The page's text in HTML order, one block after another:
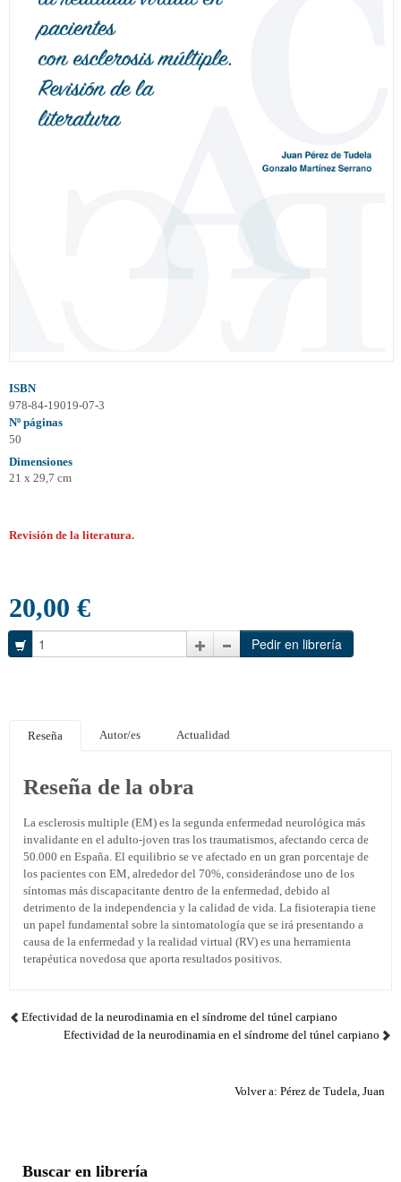
ISBN
978-84-19019-07-3
Nº páginas
50
Dimensiones
21 x 29,7 cm
Revisión de la literatura.
20,00 €
Reseña Autor/es Actualidad
Reseña de la obra
La esclerosis multiple (EM) es la segunda enfermedad neurológica más
invalidante en el adulto-joven tras los traumatismos, afectando cerca de
50.000 en España. El equilibrio se ve afectado en un gran porcentaje de
los pacientes con EM, alrededor del 70%, considerándose uno de los
síntomas más discapacitante dentro de la enfermedad, debido al
detrimento de la independencia y la calidad de vida. La fisioterapia tiene
un papel fundamental sobre la sintomatología que se irá presentando a
causa de la enfermedad y la realidad virtual (RV) es una herramienta
terapéutica novedosa que aporta resultados positivos.
Efectividad de la neurodinamia en el síndrome del túnel carpiano
Efectividad de la neurodinamia en el síndrome del túnel carpiano
Volver a: Pérez de Tudela, Juan
Buscar en librería